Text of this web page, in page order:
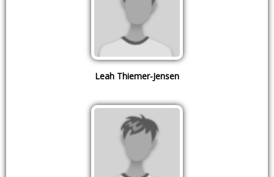
Leah Thiemer-Jensen